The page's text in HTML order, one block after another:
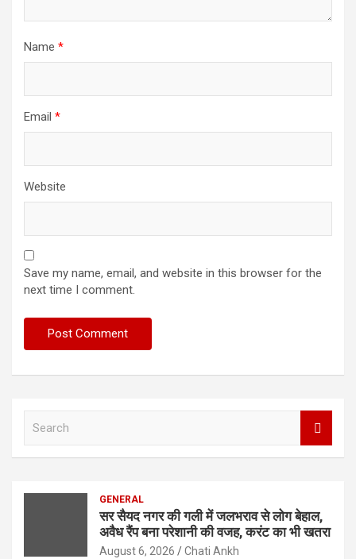
Name *
Email *
Website
Save my name, email, and website in this browser for the
next time I comment.
GENERAL
सर सैयद नगर की गली में जलभराव से लोग बेहाल,
अवैध रैंप बना परेशानी की वजह, करंट का भी खतरा
August 6, 2026 Chati Ankh